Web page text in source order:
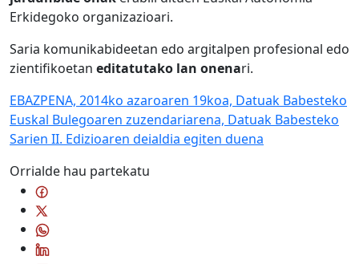
Erkidegoko organizazioari.
Saria komunikabideetan edo argitalpen profesional edo
zientifikoetan editatutako lan onenari.
EBAZPENA, 2014ko azaroaren 19koa, Datuak Babesteko
Euskal Bulegoaren zuzendariarena, Datuak Babesteko
Sarien II. Edizioaren deialdia egiten duena
Orrialde hau partekatu